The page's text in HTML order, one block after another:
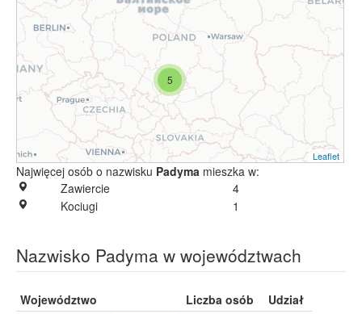
5
Leaflet
Najwięcej osób o nazwisku Padyma mieszka w:
Zawiercie
4
Kociugi
1
Nazwisko Padyma w województwach
Województwo Liczba osób
Udział